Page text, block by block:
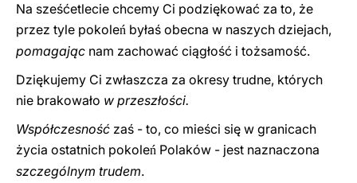
Na sześćetlecie chcemy Ci podziękować za to, że
przez tyle pokoleń byłaś obecna w naszych dziejach,
pomagając nam zachować ciągłość i tożsamość.
Dziękujemy Ci zwłaszcza za okresy trudne, których
nie brakowało w przeszłości.
Współczesność zaś - to, co mieści się w granicach
życia ostatnich pokoleń Polaków - jest naznaczona
szczególnym trudem.